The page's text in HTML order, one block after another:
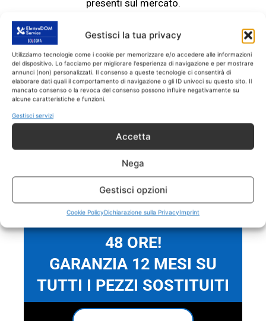
Gestisci la tua privacy
Utilizziamo tecnologie come i cookie per memorizzare e/o accedere alle informazioni
del dispositivo. Lo facciamo per migliorare l'esperienza di navigazione e per mostrare
annunci (non) personalizzati. Il consenso a queste tecnologie ci consentirà di
elaborare dati quali il comportamento di navigazione o gli ID univoci su questo sito. Il
mancato consenso o la revoca del consenso possono influire negativamente su
alcune caratteristiche e funzioni.
Gestisci servizi
Accetta
Nega
Gestisci opzioni
Cookie PolicyDichiarazione sulla PrivacyImprint
presenti sul mercato.
ASSISTENZA ELETTRODOMESTICI
Budrio
SOLO RICAMBI CON GARANZIA DI 1
ANNO
Eseguiamo il
elettrodomestici fuori garanzia.
interventi sono effettuati con ricambi coperti
da garanzia di 1 anno.
INTERVENTO IN MENO DI
48 ORE!
GARANZIA 12 MESI SU
TUTTI I PEZZI SOSTITUITI